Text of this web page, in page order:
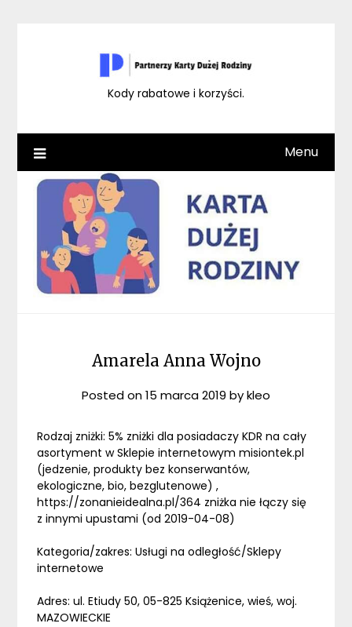
Kody rabatowe i korzyści.
Menu
Amarela Anna Wojno
Posted on15 marca 2019 bykleo
Rodzaj zniżki: 5% zniżki dla posiadaczy KDR na cały
asortyment w Sklepie internetowym misiontek.pl
(jedzenie, produkty bez konserwantów,
ekologiczne, bio, bezglutenowe) ,
https://zonanieidealna.pl/364 zniżka nie łączy się
z innymi upustami (od 2019-04-08)
Kategoria/zakres: Usługi na odległość/Sklepy
internetowe
Adres: ul. Etiudy 50, 05-825 Książenice, wieś, woj.
MAZOWIECKIE